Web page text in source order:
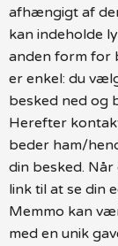
afhængigt af
kan indeholde
anden form for
er enkel: du
besked ned og
Herefter
beder ham/
din besked.
link til at se din
Memmo kan
med en unik